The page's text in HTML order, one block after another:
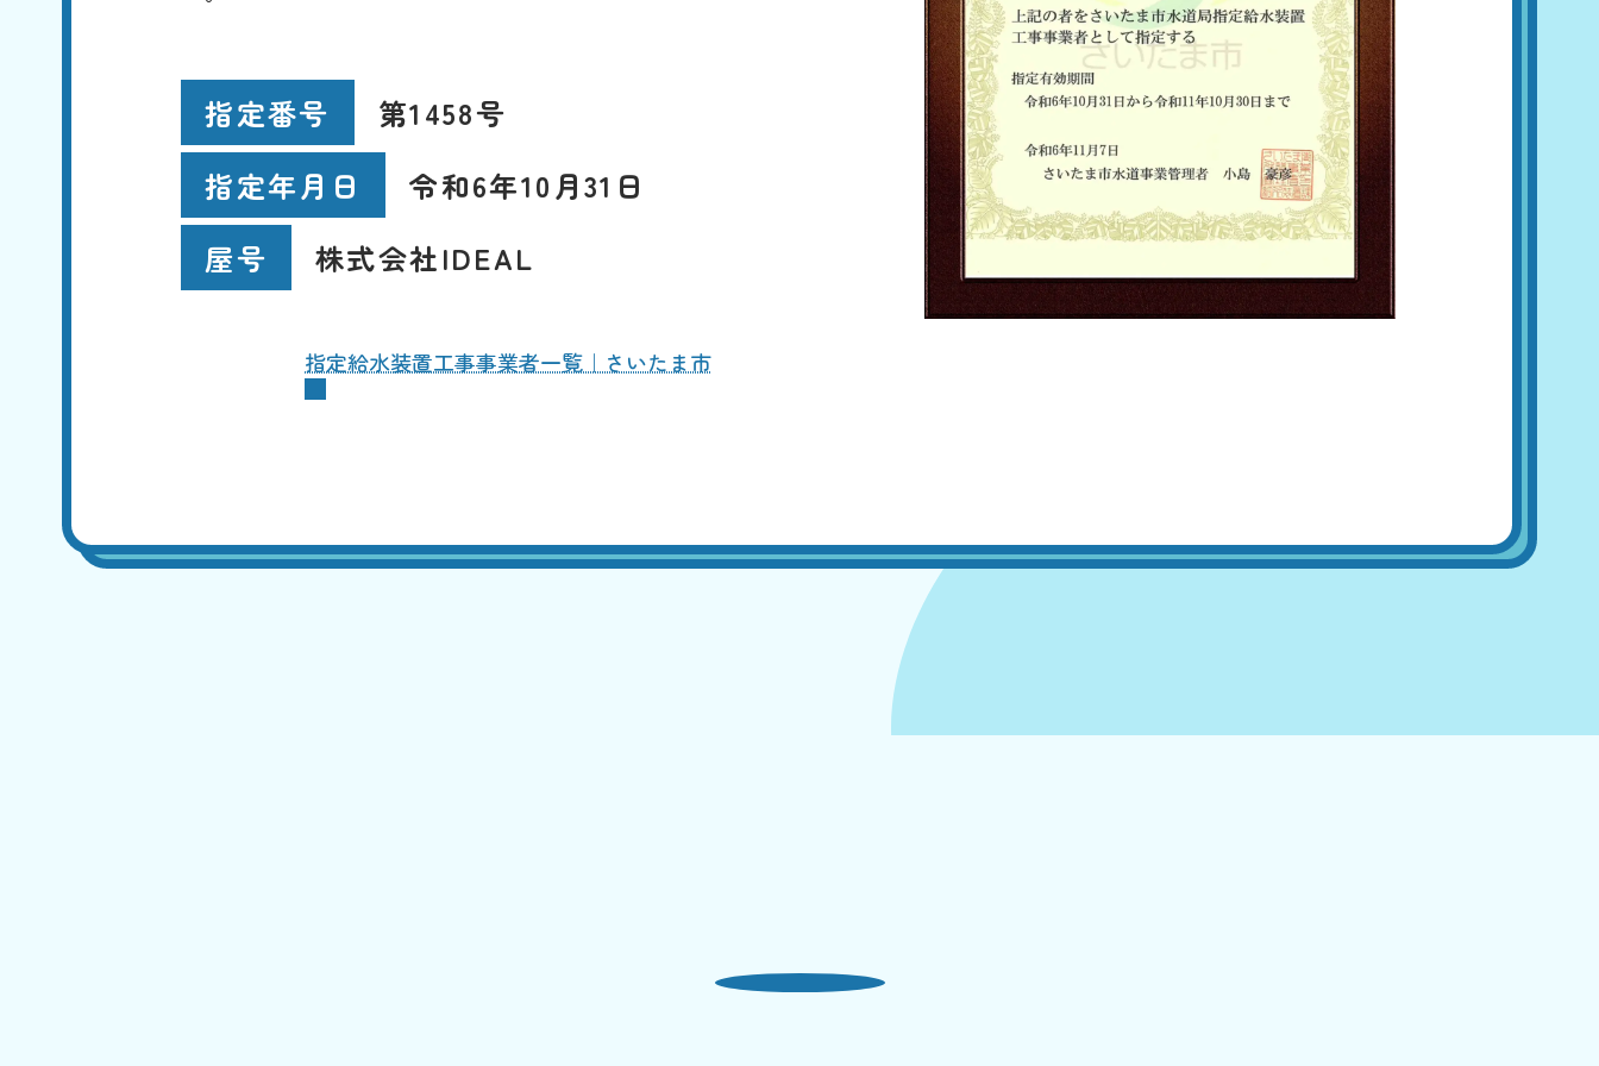
指定番号
第1458号
指定年月日
令和6年10月31日
屋号
株式会社IDEAL
指定給水装置工事事業者一覧｜さいたま市